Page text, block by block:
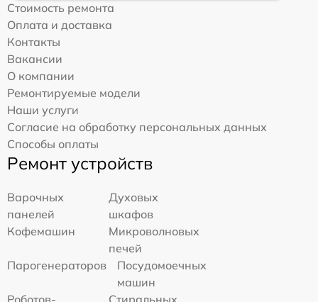
Стоимость ремонта
Оплата и доставка
Контакты
Вакансии
О компании
Ремонтируемые модели
Наши услуги
Согласие на обработку персональных данных
Способы оплаты
Ремонт устройств
Варочных
панелей
Духовых
шкафов
Кофемашин
Микроволновых
печей
Парогенераторов
Посудомоечных
машин
Роботов-
Стиральных